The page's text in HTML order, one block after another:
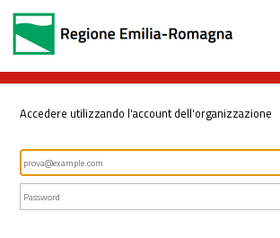
Accedere utilizzando l'account dell'organizzazione